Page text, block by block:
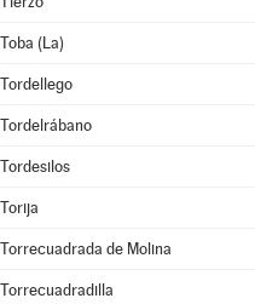
Toba (La)
Tordellego
Tordelrábano
Tordesilos
Torija
Torrecuadrada de Molina
Torrecuadradilla